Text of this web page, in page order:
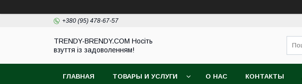
+380 (95) 478-67-57
TRENDY-BRENDY.COM Носіть
взуття із задоволенням!
ГЛАВНАЯ ТОВАРЫ И УСЛУГИ О НАС КОНТАКТЫ